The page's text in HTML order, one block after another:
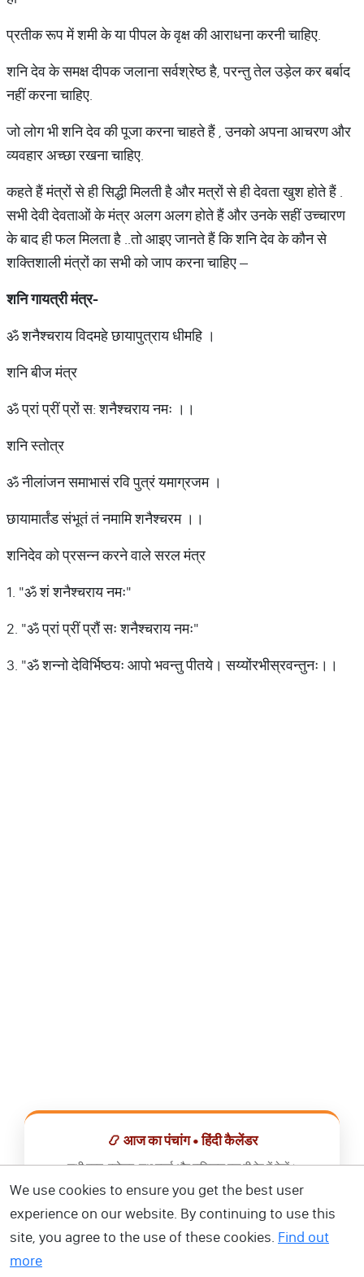
प्रतीक रूप में शमी के या पीपल के वृक्ष की आराधना करनी चाहिए.
शनि देव के समक्ष दीपक जलाना सर्वश्रेष्ठ है, परन्तु तेल उड़ेल कर बर्बाद
नहीं करना चाहिए.
जो लोग भी शनि देव की पूजा करना चाहते हैं , उनको अपना आचरण और
व्यवहार अच्छा रखना चाहिए.
कहते हैं मंत्रों से ही सिद्धी मिलती है और मत्रों से ही देवता खुश होते हैं .
सभी देवी देवताओं के मंत्र अलग अलग होते हैं और उनके सहीं उच्चारण
के बाद ही फल मिलता है ..तो आइए जानते हैं कि शनि देव के कौन से
शक्तिशाली मंत्रों का सभी को जाप करना चाहिए –
शनि गायत्री मंत्र-
ॐ शनैश्चराय विदमहे छायापुत्राय धीमहि ।
शनि बीज मंत्र
ॐ प्रां प्रीं प्रों स: शनैश्चराय नमः ।।
शनि स्तोत्र
ॐ नीलांजन समाभासं रवि पुत्रं यमाग्रजम ।
छायामार्तंड संभूतं तं नमामि शनैश्चरम ।।
शनिदेव को प्रसन्न करने वाले सरल मंत्र
1. "ॐ शं शनैश्चराय नमः"
2. "ॐ प्रां प्रीं प्रौं सः शनैश्चराय नमः"
3. "ॐ शन्नो देविर्भिष्ठयः आपो भवन्तु पीतये। सय्योंरभीस्रवन्तुनः।।
📿 आज का पंचांग • हिंदी कैलेंडर
सभी व्रत, त्योहार, शुभ मुहूर्त और राशिफल एक ही ऐप में देखें।
📅 हिंदी कैलेंडर ऐप डाउनलोड करें
We use cookies to ensure you get the best user
experience on our website. By continuing to use this
site, you agree to the use of these cookies. Find out
more